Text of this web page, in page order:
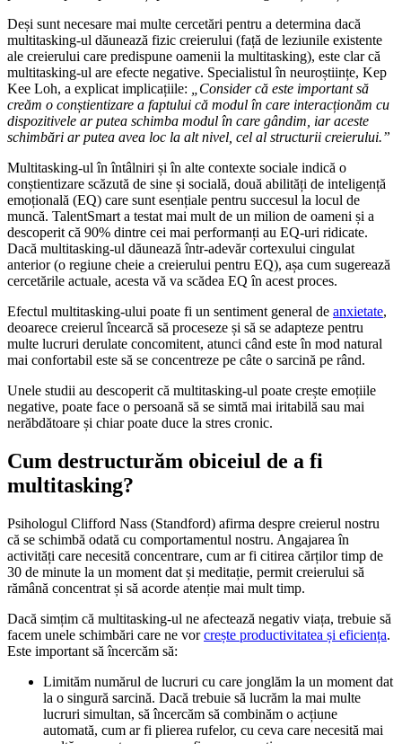
Deși sunt necesare mai multe cercetări pentru a determina dacă
multitasking-ul dăunează fizic creierului (față de leziunile existente
ale creierului care predispune oamenii la multitasking), este clar că
multitasking-ul are efecte negative. Specialistul în neuroștiințe, Kep
Kee Loh, a explicat implicațiile: „Consider că este important să
creăm o conștientizare a faptului că modul în care interacționăm cu
dispozitivele ar putea schimba modul în care gândim, iar aceste
schimbări ar putea avea loc la alt nivel, cel al structurii creierului.”
Multitasking-ul în întâlniri și în alte contexte sociale indică o
conștientizare scăzută de sine și socială, două abilități de inteligență
emoțională (EQ) care sunt esențiale pentru succesul la locul de
muncă. TalentSmart a testat mai mult de un milion de oameni și a
descoperit că 90% dintre cei mai performanți au EQ-uri ridicate.
Dacă multitasking-ul dăunează într-adevăr cortexului cingulat
anterior (o regiune cheie a creierului pentru EQ), așa cum sugerează
cercetările actuale, acesta vă va scădea EQ în acest proces.
Efectul multitasking-ului poate fi un sentiment general de anxietate,
deoarece creierul încearcă să proceseze și să se adapteze pentru
multe lucruri derulate concomitent, atunci când este în mod natural
mai confortabil este să se concentreze pe câte o sarcină pe rând.
Unele studii au descoperit că multitasking-ul poate crește emoțiile
negative, poate face o persoană să se simtă mai iritabilă sau mai
nerăbdătoare și chiar poate duce la stres cronic.
Cum destructurăm obiceiul de a fi
multitasking?
Psihologul Clifford Nass (Standford) afirma despre creierul nostru
că se schimbă odată cu comportamentul nostru. Angajarea în
activități care necesită concentrare, cum ar fi citirea cărților timp de
30 de minute la un moment dat și meditație, permit creierului să
rămână concentrat și să acorde atenție mai mult timp.
Dacă simțim că multitasking-ul ne afectează negativ viața, trebuie să
facem unele schimbări care ne vorcrește productivitatea și eficiența.
Este important să încercăm să:
Limităm numărul de lucruri cu care jonglăm la un moment dat
la o singură sarcină. Dacă trebuie să lucrăm la mai multe
lucruri simultan, să încercăm să combinăm o acțiune
automată, cum ar fi plierea rufelor, cu ceva care necesită mai